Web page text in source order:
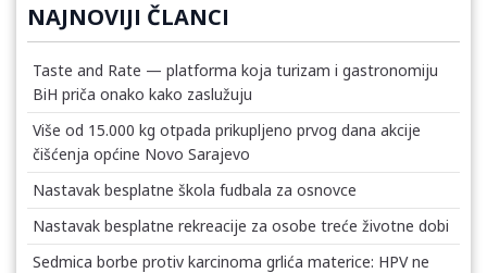
NAJNOVIJI ČLANCI
Taste and Rate — platforma koja turizam i gastronomiju
BiH priča onako kako zaslužuju
Više od 15.000 kg otpada prikupljeno prvog dana akcije
čišćenja općine Novo Sarajevo
Nastavak besplatne škola fudbala za osnovce
Nastavak besplatne rekreacije za osobe treće životne dobi
Sedmica borbe protiv karcinoma grlića materice: HPV ne